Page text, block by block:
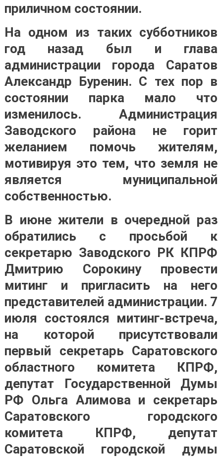
приличном состоянии.
На одном из таких субботников
год назад был и глава
администрации города Саратов
Александр Буренин. С тех пор в
состоянии парка мало что
изменилось. Администрация
Заводского района не горит
желанием помочь жителям,
мотивируя это тем, что земля не
является муниципальной
собственностью.
В июне жители в очередной раз
обратились с просьбой к
секретарю Заводского РК КПРФ
Дмитрию Сорокину провести
митинг и пригласить на него
представителей администрации. 7
июля состоялся митинг-встреча,
на которой присутствовали
первый секретарь Саратовского
областного комитета КПРФ,
депутат Государственной Думы
РФ Ольга Алимова и секретарь
Саратовского городского
комитета КПРФ, депутат
Саратовской городской думы